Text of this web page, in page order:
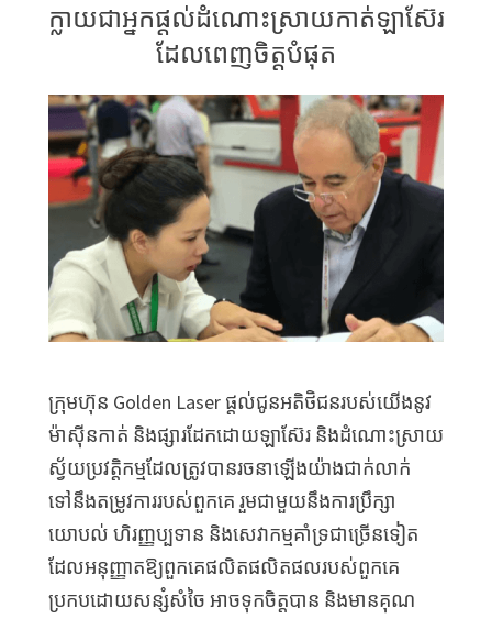
ក្លាយជាអ្នកផ្តល់ដំណោះស្រាយកាត់ឡាស៊ែរ
ដែលពេញចិត្តបំផុត
ក្រុមហ៊ុន Golden Laser ផ្តល់ជូនអតិថិជនរបស់យើងនូវ
ម៉ាស៊ីនកាត់ និងផ្សារដែកដោយឡាស៊ែរ និងដំណោះស្រាយ
ស្វ័យប្រវត្តិកម្មដែលត្រូវបានរចនាឡើងយ៉ាងជាក់លាក់
ទៅនឹងតម្រូវការរបស់ពួកគេ រួមជាមួយនឹងការប្រឹក្សា
យោបល់ ហិរញ្ញប្បទាន និងសេវាកម្មគាំទ្រជាច្រើនទៀត
ដែលអនុញ្ញាតឱ្យពួកគេផលិតផលិតផលរបស់ពួកគេ
ប្រកបដោយសន្សំសំចៃ អាចទុកចិត្តបាន និងមានគុណ